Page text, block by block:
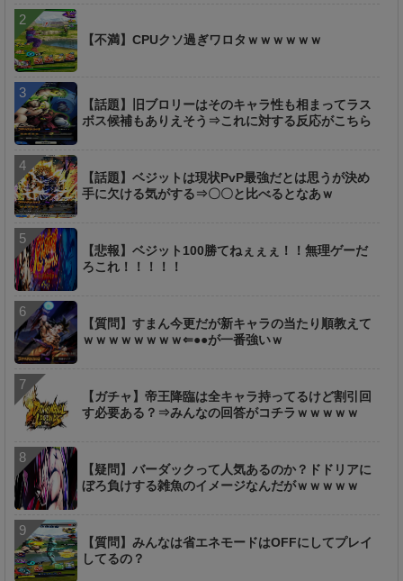
【不満】CPUクソ過ぎワロタｗｗｗｗｗｗ
【話題】旧ブロリーはそのキャラ性も相まってラス
ボス候補もありえそう⇒これに対する反応がこちら
【話題】ベジットは現状PvP最強だとは思うが決め
手に欠ける気がする⇒〇〇と比べるとなあｗ
【悲報】ベジット100勝てねぇぇぇ！！無理ゲーだ
ろこれ！！！！！
【質問】すまん今更だが新キャラの当たり順教えて
ｗｗｗｗｗｗｗｗ⇐●●が一番強いｗ
【ガチャ】帝王降臨は全キャラ持ってるけど割引回
す必要ある？⇒みんなの回答がコチラｗｗｗｗｗ
【疑問】バーダックって人気あるのか？ドドリアに
ぼろ負けする雑魚のイメージなんだがｗｗｗｗｗ
【質問】みんなは省エネモードはOFFにしてプレイ
してるの？